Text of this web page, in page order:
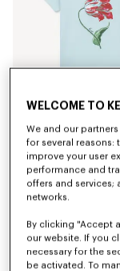
¥ 27,500
WELCOME TO
We and our
for several reasons:
improve your user
performance and
offers and services;
networks.
By clicking "Accept
our website. If you
necessary for the
be activated. To